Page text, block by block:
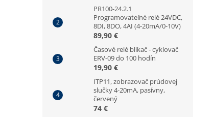
PR100-24.2.1
Programovateľné relé 24VDC,
8DI, 8DO, 4AI (4-20mA/0-10V)
89,90 €
Časové relé blikač - cyklovač
ERV-09 do 100 hodín
19,90 €
ITP11, zobrazovač prúdovej
slučky 4-20mA, pasívny,
červený
74 €